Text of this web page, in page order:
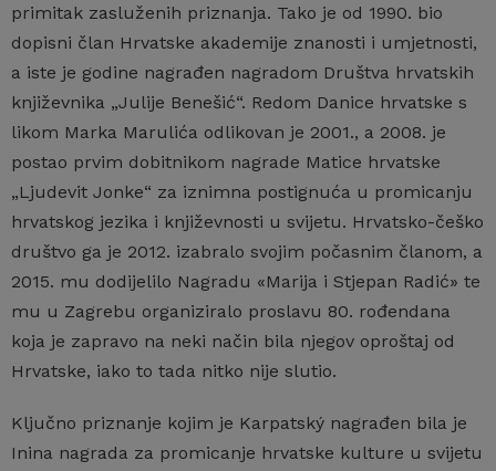
primitak zasluženih priznanja. Tako je od 1990. bio
dopisni član Hrvatske akademije znanosti i umjetnosti,
a iste je godine nagrađen nagradom Društva hrvatskih
književnika „Julije Benešić“. Redom Danice hrvatske s
likom Marka Marulića odlikovan je 2001., a 2008. je
postao prvim dobitnikom nagrade Matice hrvatske
„Ljudevit Jonke“ za iznimna postignuća u promicanju
hrvatskog jezika i književnosti u svijetu. Hrvatsko-češko
društvo ga je 2012. izabralo svojim počasnim članom, a
2015. mu dodijelilo Nagradu «Marija i Stjepan Radić» te
mu u Zagrebu organiziralo proslavu 80. rođendana
koja je zapravo na neki način bila njegov oproštaj od
Hrvatske, iako to tada nitko nije slutio.
Ključno priznanje kojim je Karpatský nagrađen bila je
Inina nagrada za promicanje hrvatske kulture u svijetu